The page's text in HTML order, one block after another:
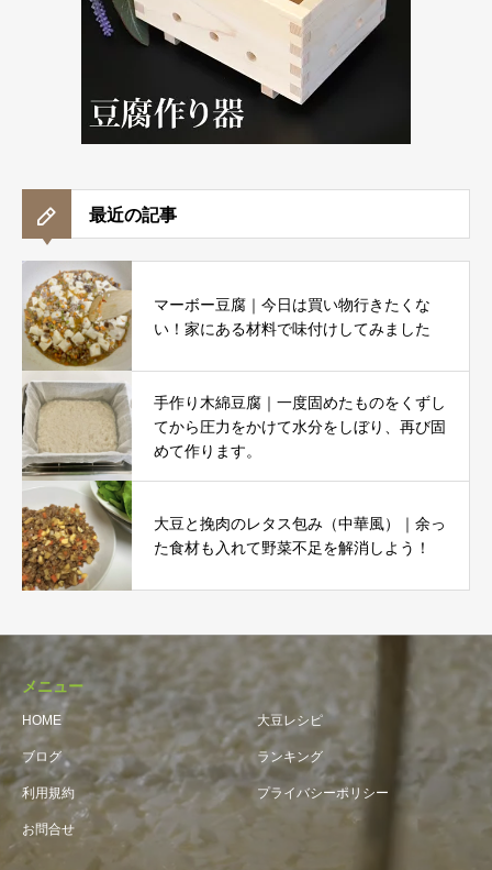
最近の記事
マーボー豆腐｜今日は買い物行きたくな
い！家にある材料で味付けしてみました
手作り木綿豆腐｜一度固めたものをくずし
てから圧力をかけて水分をしぼり、再び固
めて作ります。
大豆と挽肉のレタス包み（中華風）｜余っ
た食材も入れて野菜不足を解消しよう！
メニュー
HOME 大豆レシピ
ブログ ランキング
利用規約 プライバシーポリシー
お問合せ